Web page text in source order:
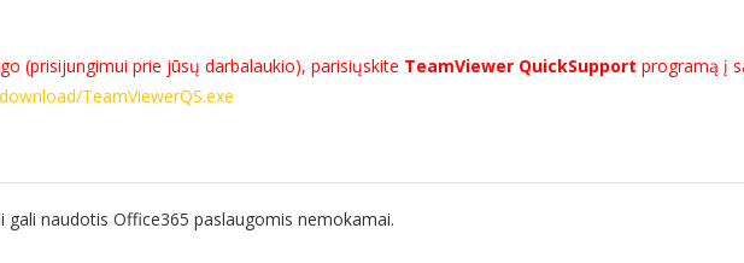
(prisijungimui prie jūsų darbalaukio), parisiųskite TeamViewer QuickSupport programą į
TeamViewerQS.exe
naudotis Office365 paslaugomis nemokamai.